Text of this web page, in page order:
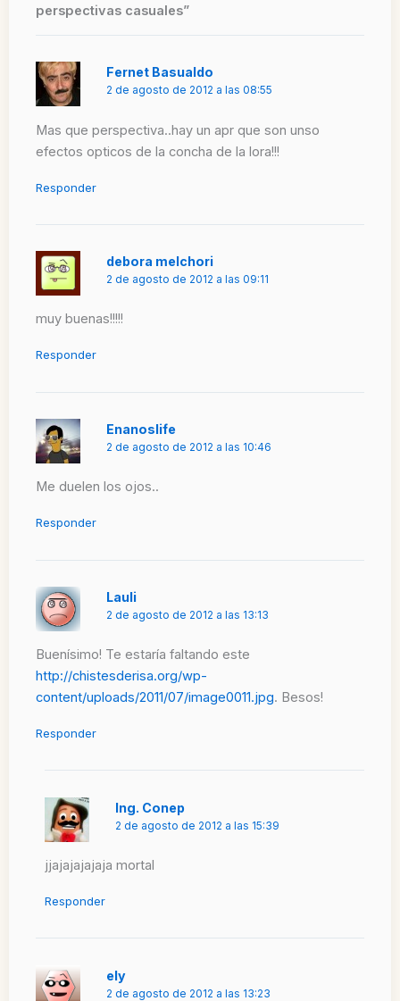
perspectivas casuales”
Fernet Basualdo
2 de agosto de 2012 a las 08:55
Mas que perspectiva..hay un apr que son unso
efectos opticos de la concha de la lora!!!
Responder
debora melchori
2 de agosto de 2012 a las 09:11
muy buenas!!!!!
Responder
Enanoslife
2 de agosto de 2012 a las 10:46
Me duelen los ojos..
Responder
Lauli
2 de agosto de 2012 a las 13:13
Buenísimo! Te estaría faltando este
http://chistesderisa.org/wp-
content/uploads/2011/07/image0011.jpg. Besos!
Responder
Ing. Conep
2 de agosto de 2012 a las 15:39
jjajajajajaja mortal
Responder
ely
2 de agosto de 2012 a las 13:23